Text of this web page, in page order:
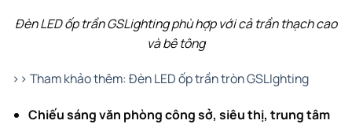
Đèn LED ốp trần GSLighting phù hợp với cả trần thạch cao
và bê tông
>> Tham khảo thêm: Đèn LED ốp trần tròn GSLIghting
Chiếu sáng văn phòng công sở, siêu thị, trung tâm